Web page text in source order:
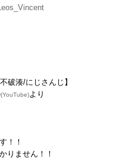
破湊/にじさんじ】
(YouTube)より
！！
りません！！